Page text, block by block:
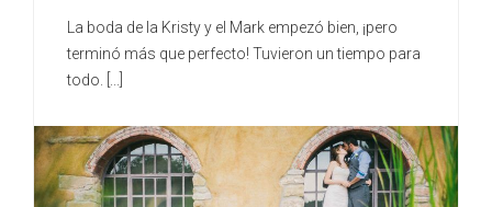
La boda de la Kristy y el Mark empezó bien, ¡pero
terminó más que perfecto! Tuvieron un tiempo para
todo. [...]